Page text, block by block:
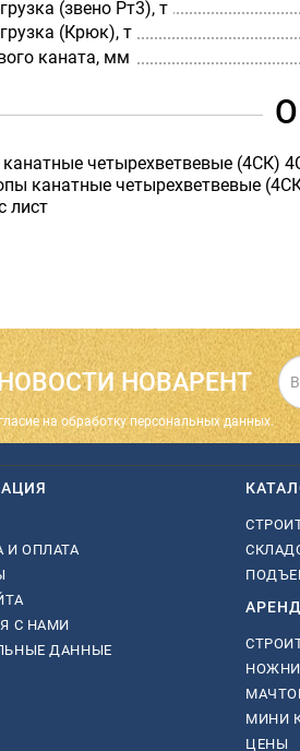
(звено Рт3), т
(Крюк), т
каната, мм
четырехветвевые (4СК)
канатные четырехветвевые
лист
НОВАРЕНТ
на обработку персональных данных.
И ОПЛАТА
С НАМИ
ДАННЫЕ
МИНИ
ЦЕНЫ